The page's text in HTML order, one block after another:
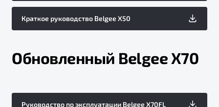
Краткое руководство Belgee X50
Обновленный Belgee X70
Руководство по эксплуатации Belgee X70FL